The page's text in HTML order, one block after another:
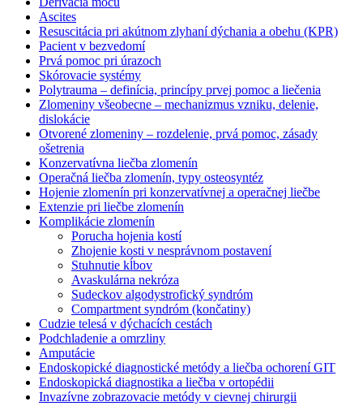
Ascites
Resuscitácia pri akútnom zlyhaní dýchania a obehu (KPR)
Pacient v bezvedomí
Prvá pomoc pri úrazoch
Skórovacie systémy
Polytrauma – definícia, princípy prvej pomoc a liečenia
Zlomeniny všeobecne – mechanizmus vzniku, delenie,
dislokácie
Otvorené zlomeniny – rozdelenie, prvá pomoc, zásady
ošetrenia
Konzervatívna liečba zlomenín
Operačná liečba zlomenín, typy osteosyntéz
Hojenie zlomenín pri konzervatívnej a operačnej liečbe
Extenzie pri liečbe zlomenín
Komplikácie zlomenín
Porucha hojenia kostí
Zhojenie kosti v nesprávnom postavení
Stuhnutie kĺbov
Avaskulárna nekróza
Sudeckov algodystrofický syndróm
Compartment syndróm (končatiny)
Cudzie telesá v dýchacích cestách
Podchladenie a omrzliny
Amputácie
Endoskopické diagnostické metódy a liečba ochorení GIT
Endoskopická diagnostika a liečba v ortopédii
Invazívne zobrazovacie metódy v cievnej chirurgii